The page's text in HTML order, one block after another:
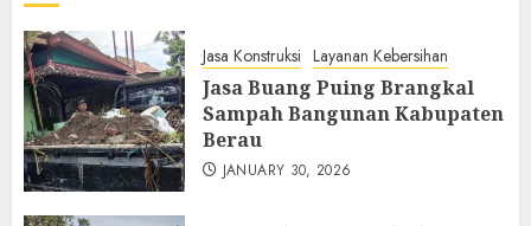
Jasa Konstruksi Layanan Kebersihan
Jasa Buang Puing Brangkal
Sampah Bangunan Kabupaten
Berau
JANUARY 30, 2026